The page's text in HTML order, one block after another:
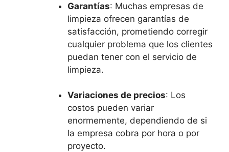
Garantías: Muchas empresas de
limpieza ofrecen garantías de
satisfacción, prometiendo corregir
cualquier problema que los clientes
puedan tener con el servicio de
limpieza.
Variaciones de precios: Los
costos pueden variar
enormemente, dependiendo de si
la empresa cobra por hora o por
proyecto.